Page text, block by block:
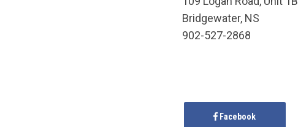
Bridgewater, NS
902-527-2868
Facebook